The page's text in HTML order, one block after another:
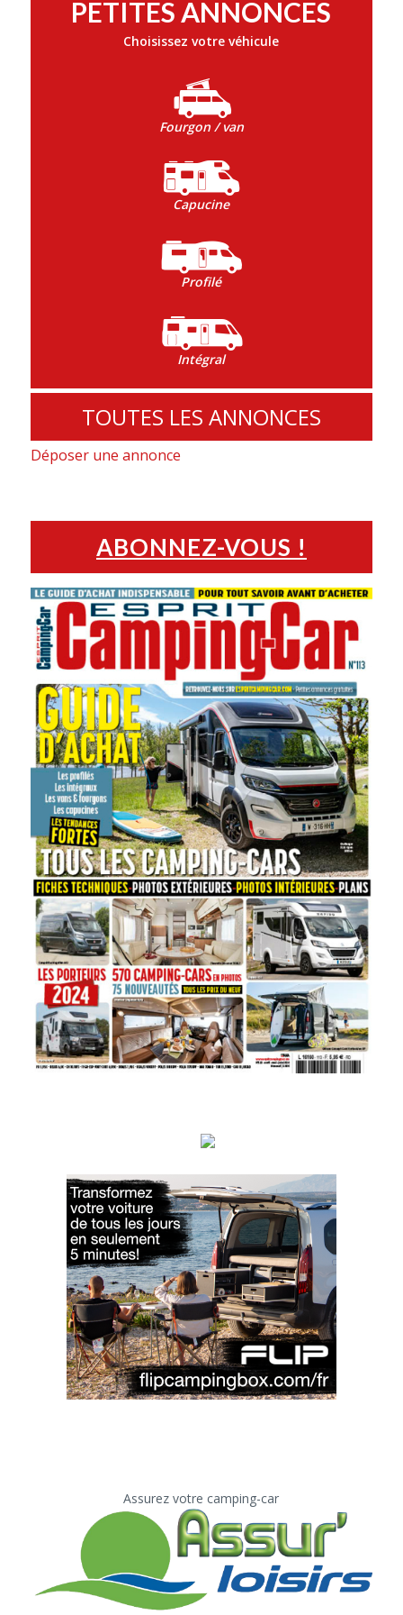
PETITES ANNONCES
Choisissez votre véhicule
Fourgon / van
Capucine
Profilé
Intégral
TOUTES LES ANNONCES
Déposer une annonce
ABONNEZ-VOUS !
Assurez votre camping-car